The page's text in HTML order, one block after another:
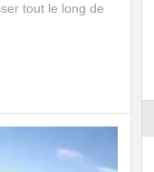
tout le long de